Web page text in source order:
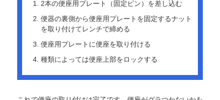
2本の便座用プレート（固定ピン）を差し込む
便器の裏側から便座用プレートを固定するナット
を取り付けてレンチで締める
便座用プレートに便座を取り付ける
種類によっては便座上部をロックする